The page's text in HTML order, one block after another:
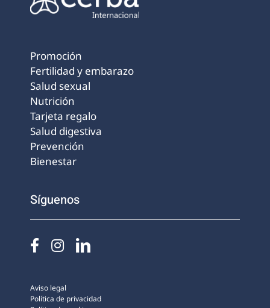
Promoción
Fertilidad y embarazo
Salud sexual
Nutrición
Tarjeta regalo
Salud digestiva
Prevención
Bienestar
Síguenos
Aviso legal
Política de privacidad